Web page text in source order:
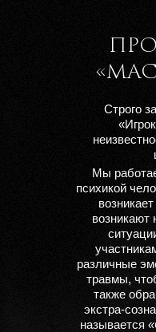
Строго
Мы
психикой
возникает
возникают
различные
травмы,
также
экстра-
называется